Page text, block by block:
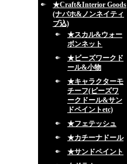
★Craft&Interior Goods
(ナバホ&ノンネイティ
ブ込)
★スカル&ウォー
ボンネット
★ビーズワークド
ール&小物
★キャラクターモ
チーフ(ビーズワ
ークドール&サン
ドペイントetc)
★フェテッシュ
★カチーナドール
★サンドペイント